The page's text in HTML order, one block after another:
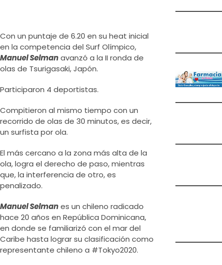
Con un puntaje de 6.20 en su heat inicial
en la competencia del Surf Olímpico,
Manuel Selmanavanzó a la II ronda de
olas de Tsurigasaki, Japón.
Participaron 4 deportistas.
Compitieron al mismo tiempo con un
recorrido de olas de 30 minutos, es decir,
un surfista por ola.
El más cercano a la zona más alta de la
ola, logra el derecho de paso, mientras
que, la interferencia de otro, es
penalizado.
Manuel Selmanes un chileno radicado
hace 20 años en República Dominicana,
en donde se familiarizó con el mar del
Caribe hasta lograr su clasificación como
representante chileno a #Tokyo2020.